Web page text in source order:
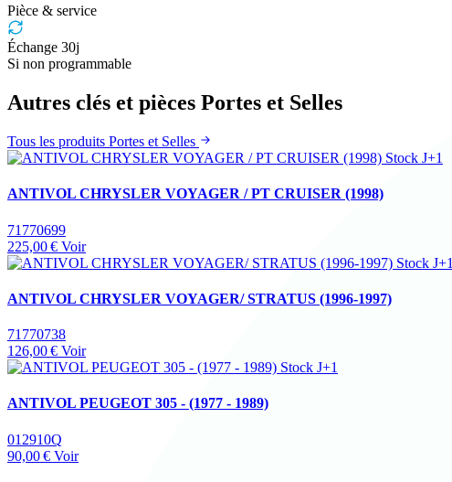
Pièce & service
Échange 30j
Si non programmable
Autres clés et pièces Portes et Selles
Tous les produits Portes et Selles
Stock J+1
ANTIVOL CHRYSLER VOYAGER / PT CRUISER (1998)
71770699
225,00 € Voir
Stock J+1
ANTIVOL CHRYSLER VOYAGER/ STRATUS (1996-1997)
71770738
126,00 € Voir
Stock J+1
ANTIVOL PEUGEOT 305 - (1977 - 1989)
012910Q
90,00 € Voir